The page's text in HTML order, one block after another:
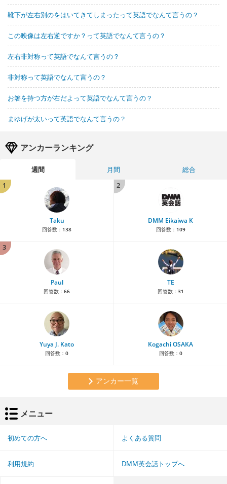
靴下が左右別のをはいてきてしまったって英語でなんて言うの？
この映像は左右逆ですか？って英語でなんて言うの？
左右非対称って英語でなんて言うの？
非対称って英語でなんて言うの？
お箸を持つ方が右だよって英語でなんて言うの？
まゆげが太いって英語でなんて言うの？
アンカーランキング
週間 月間
総合
1
Taku
回答数： 138
2
DMM Eikaiwa K
回答数： 109
3
Paul
回答数： 66
TE
回答数： 31
Yuya J. Kato
回答数： 0
Kogachi OSAKA
回答数： 0
アンカー一覧
メニュー
初めての方へ よくある質問
利用規約 DMM英会話トップへ